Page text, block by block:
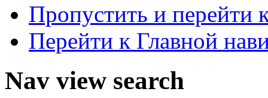
Пропустить и перейти
Перейти к Главной
Nav view search